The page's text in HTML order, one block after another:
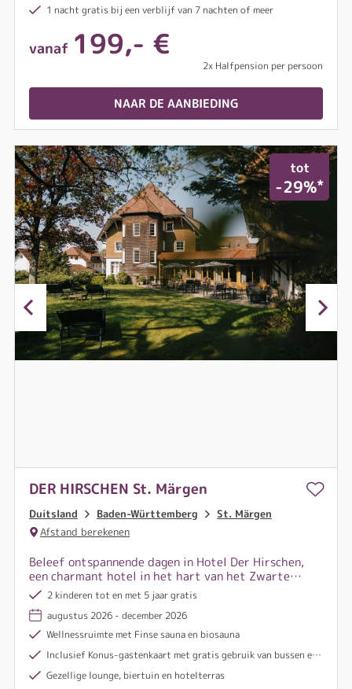
1 nacht gratis bij een verblijf van 7 nachten of meer
vanaf 199,- €
2x Halfpension per persoon
NAAR DE AANBIEDING
tot
-29%*
DER HIRSCHEN St. Märgen
Duitsland Baden-Württemberg
St. Märgen
Afstand berekenen
Beleef ontspannende dagen in Hotel Der Hirschen,
een charmant hotel in het hart van het Zwarte
Woud, dat je verwelkomt met warme gastvrijheid,
comfort en een ligging dicht bij de natuur.
2 kinderen tot en met 5 jaar gratis
augustus 2026 - december 2026
Wellnessruimte met Finse sauna en biosauna
Inclusief Konus-gastenkaart met gratis gebruik van bussen en treinen in de regio Schwarzwald, evenals gratis of gereduceerde toegang tot talrijke recreatieve en culturele voorzieningen
Gezellige lounge, biertuin en hotelterras